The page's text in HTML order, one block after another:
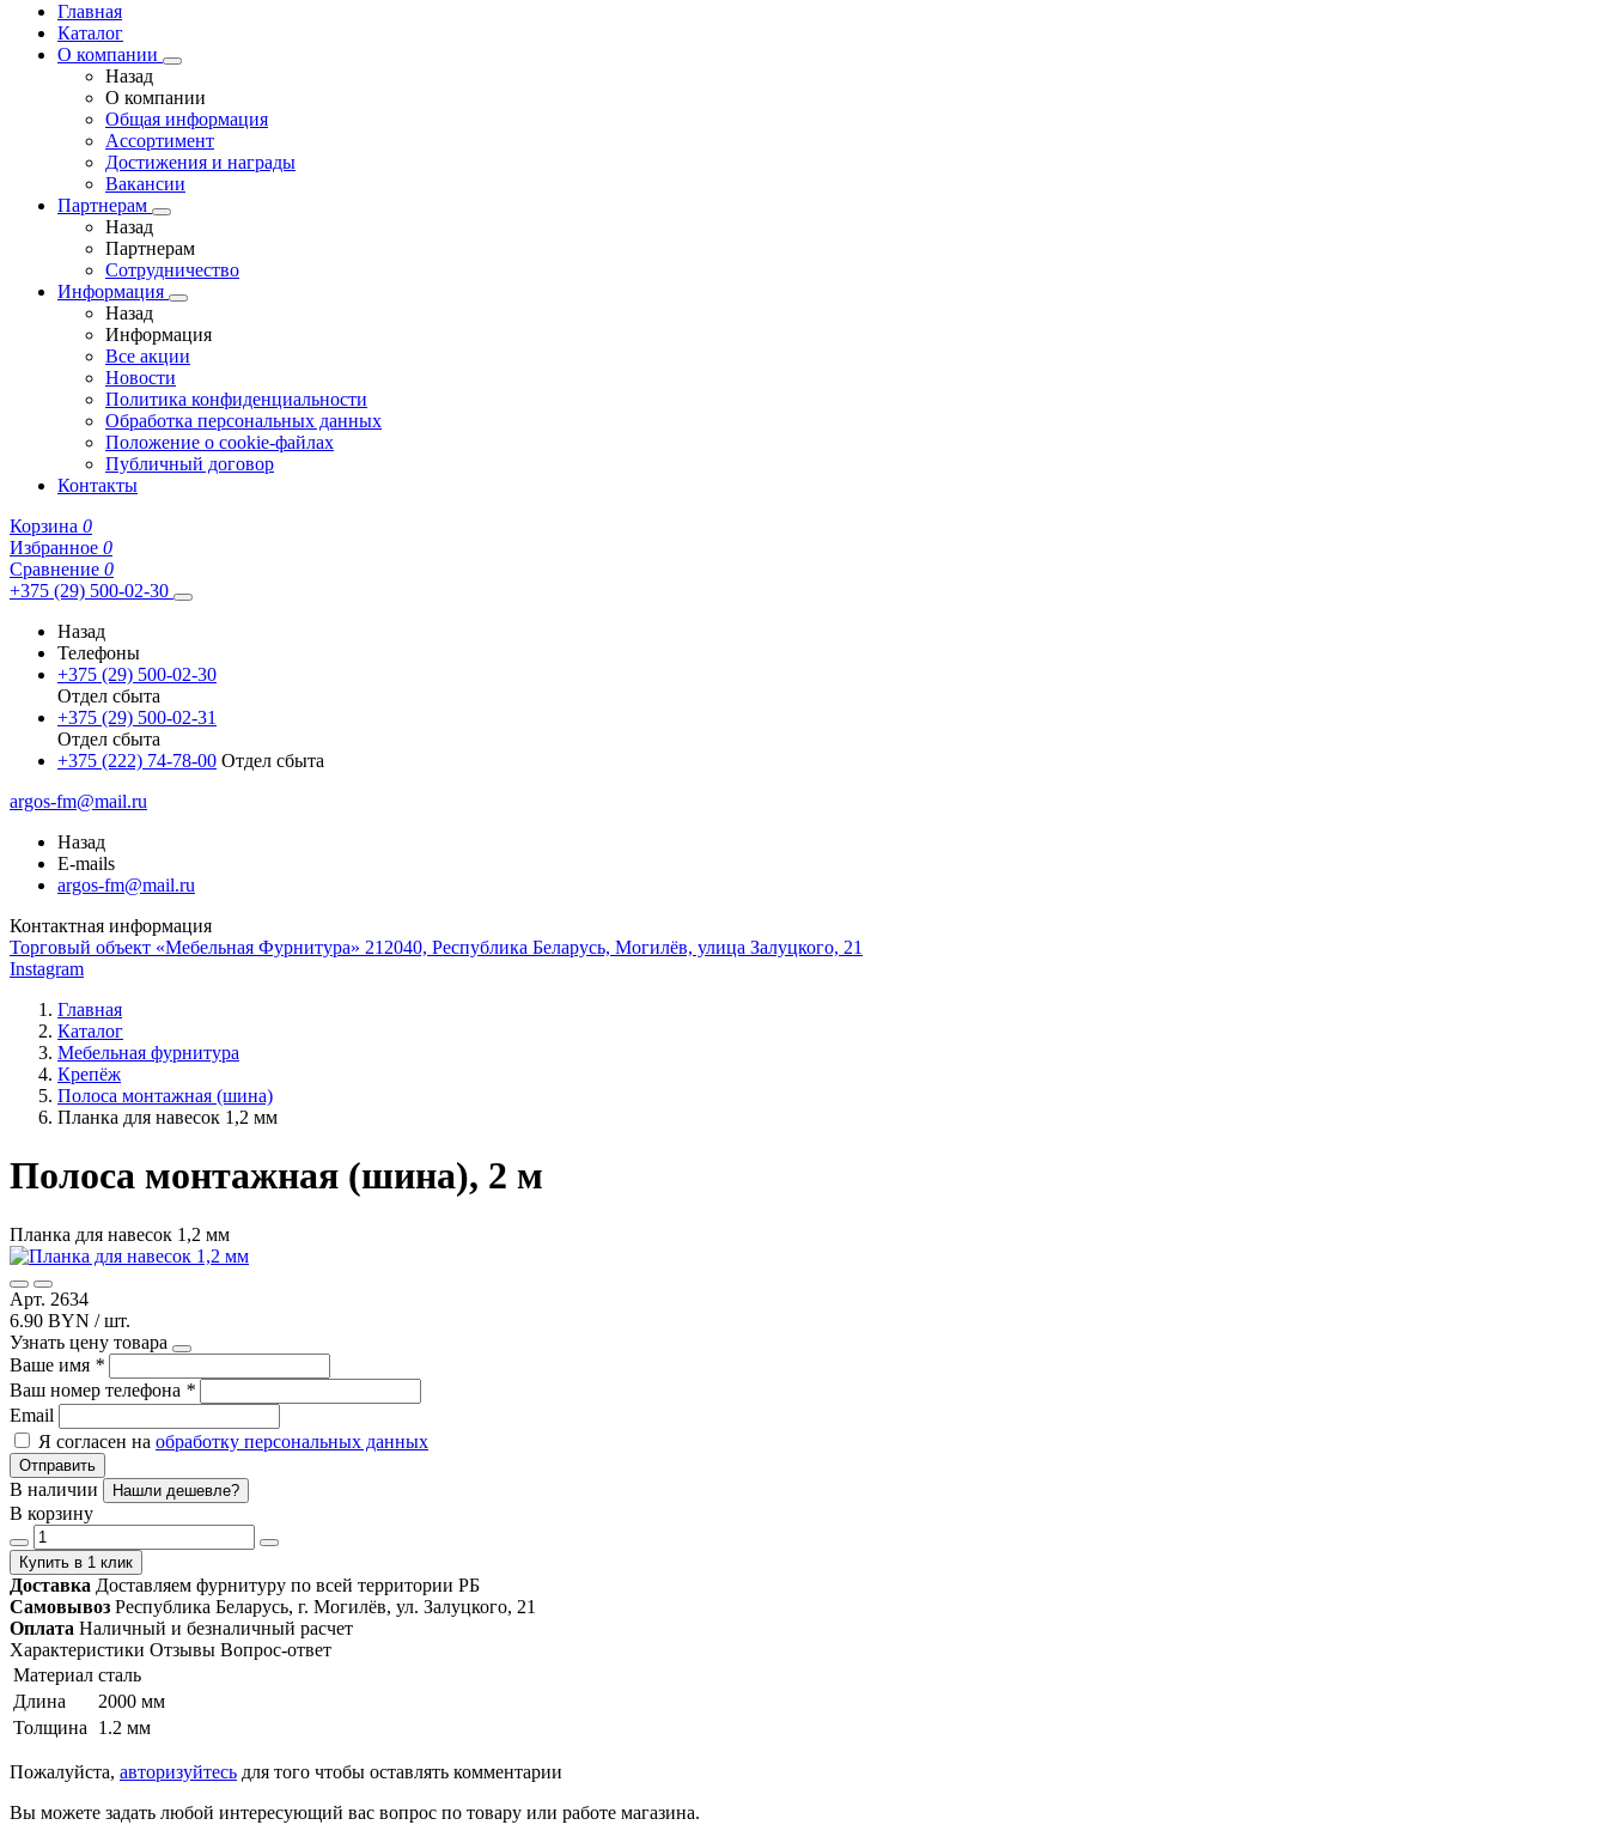
Главная
Каталог
О компании
Назад
О компании
Общая информация
Ассортимент
Достижения и награды
Вакансии
Партнерам
Назад
Партнерам
Сотрудничество
Информация
Назад
Информация
Все акции
Новости
Политика конфиденциальности
Обработка персональных данных
Положение о cookie-файлах
Публичный договор
Контакты
Корзина 0
Избранное 0
Сравнение 0
+375 (29) 500-02-30
Назад
Телефоны
+375 (29) 500-02-30
Отдел сбыта
+375 (29) 500-02-31
Отдел сбыта
+375 (222) 74-78-00 Отдел сбыта
argos-fm@mail.ru
Назад
E-mails
argos-fm@mail.ru
Контактная информация
Торговый объект «Мебельная Фурнитура» 212040, Республика Беларусь, Могилёв, улица Залуцкого, 21
Instagram
Главная
Каталог
Мебельная фурнитура
Крепёж
Полоса монтажная (шина)
Планка для навесок 1,2 мм
Полоса монтажная (шина), 2 м
Планка для навесок 1,2 мм
Арт. 2634
6.90 BYN / шт.
Узнать цену товара
Ваше имя *
Ваш номер телефона *
Email
Я согласен на обработку персональных данных
Отправить
В наличии Нашли дешевле?
В корзину
Купить в 1 клик
Доставка Доставляем фурнитуру по всей территории РБ
Самовывоз Республика Беларусь, г. Могилёв, ул. Залуцкого, 21
Оплата Наличный и безналичный расчет
Характеристики Отзывы Вопрос-ответ
Материал сталь
Длина
2000 мм
Толщина
1.2 мм
Пожалуйста, авторизуйтесь для того чтобы оставлять комментарии
Вы можете задать любой интересующий вас вопрос по товару или работе магазина.